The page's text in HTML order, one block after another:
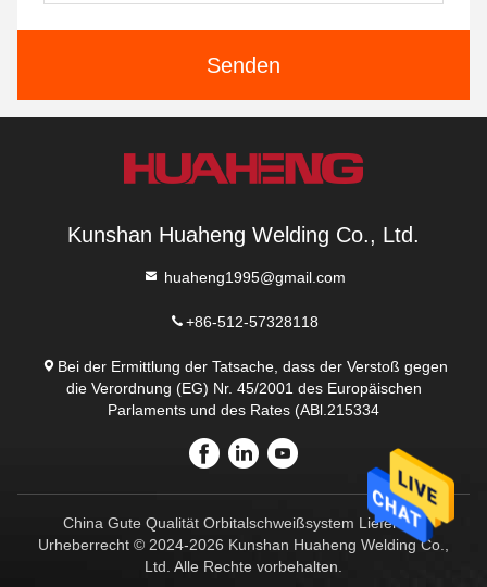
Senden
Kunshan Huaheng Welding Co., Ltd.
huaheng1995@gmail.com
+86-512-57328118
Bei der Ermittlung der Tatsache, dass der Verstoß gegen
die Verordnung (EG) Nr. 45/2001 des Europäischen
Parlaments und des Rates (ABl.215334
China Gute Qualität Orbitalschweißsystem Lieferant.
Urheberrecht © 2024-2026 Kunshan Huaheng Welding Co.,
Ltd. Alle Rechte vorbehalten.